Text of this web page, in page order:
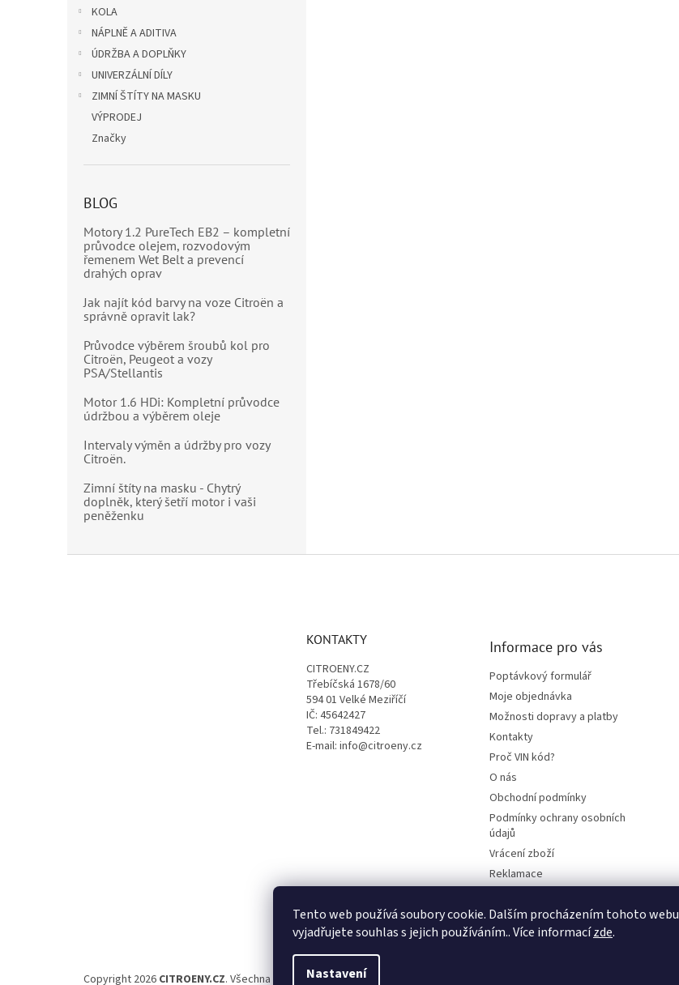
Tento web používá soubory cookie. Dalším procházením tohoto webu
vyjadřujete souhlas s jejich používáním.. Více informacízde.
Nastavení
KOLA
NÁPLNĚ A ADITIVA
ÚDRŽBA A DOPLŇKY
UNIVERZÁLNÍ DÍLY
ZIMNÍ ŠTÍTY NA MASKU
VÝPRODEJ
Značky
BLOG
Motory 1.2 PureTech EB2 – kompletní
průvodce olejem, rozvodovým
řemenem Wet Belt a prevencí
drahých oprav
Jak najít kód barvy na voze Citroën a
správně opravit lak?
Průvodce výběrem šroubů kol pro
Citroën, Peugeot a vozy
PSA/Stellantis
Motor 1.6 HDi: Kompletní průvodce
údržbou a výběrem oleje
Intervaly výměn a údržby pro vozy
Citroën.
Zimní štíty na masku - Chytrý
doplněk, který šetří motor i vaši
peněženku
KONTAKTY
CITROENY.CZ
Třebíčská 1678/60
594 01 Velké Meziříčí
IČ: 45642427
Tel.: 731849422
E-mail: info@citroeny.cz
Informace pro vás
Poptávkový formulář
Moje objednávka
Možnosti dopravy a platby
Kontakty
Proč VIN kód?
O nás
Obchodní podmínky
Podmínky ochrany osobních
údajů
Vrácení zboží
Reklamace
BLOG
Copyright 2026 CITROENY.CZ. Všechna práva vyhrazena.